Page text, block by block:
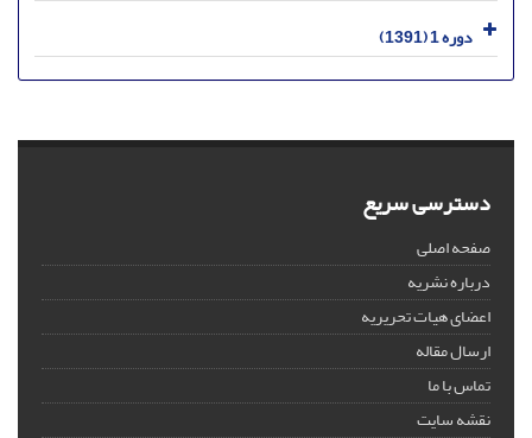
دوره 1 (1391)
دسترسی سریع
صفحه اصلی
درباره نشریه
اعضای هیات تحریریه
ارسال مقاله
تماس با ما
نقشه سایت